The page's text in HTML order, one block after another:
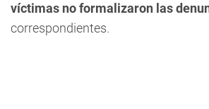
víctimas no formalizaron las
correspondientes.